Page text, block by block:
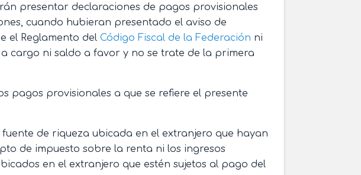
presentar declaraciones de pagos provisionales
cuando hubieran presentado el aviso de
el Reglamento delCódigo Fiscal de la Federación ni
cargo ni saldo a favor y no se trate de la primera
pagos provisionales a que se refiere el presente
de riqueza ubicada en el extranjero que hayan
de impuesto sobre la renta ni los ingresos
en el extranjero que estén sujetos al pago del